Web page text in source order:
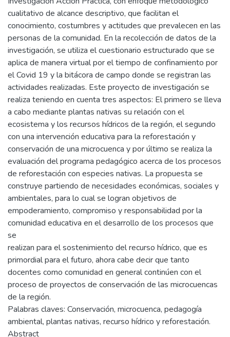
cualitativo de alcance descriptivo, que facilitan el
conocimiento, costumbres y actitudes que prevalecen en las
personas de la comunidad. En la recolección de datos de la
investigación, se utiliza el cuestionario estructurado que se
aplica de manera virtual por el tiempo de confinamiento por
el Covid 19 y la bitácora de campo donde se registran las
actividades realizadas. Este proyecto de investigación se
realiza teniendo en cuenta tres aspectos: El primero se lleva
a cabo mediante plantas nativas su relación con el
ecosistema y los recursos hídricos de la región, el segundo
con una intervención educativa para la reforestación y
conservación de una microcuenca y por último se realiza la
evaluación del programa pedagógico acerca de los procesos
de reforestación con especies nativas. La propuesta se
construye partiendo de necesidades económicas, sociales y
ambientales, para lo cual se logran objetivos de
empoderamiento, compromiso y responsabilidad por la
comunidad educativa en el desarrollo de los procesos que
se
realizan para el sostenimiento del recurso hídrico, que es
primordial para el futuro, ahora cabe decir que tanto
docentes como comunidad en general continúen con el
proceso de proyectos de conservación de las microcuencas
de la región.
Palabras claves: Conservación, microcuenca, pedagogía
ambiental, plantas nativas, recurso hídrico y reforestación.
Abstract